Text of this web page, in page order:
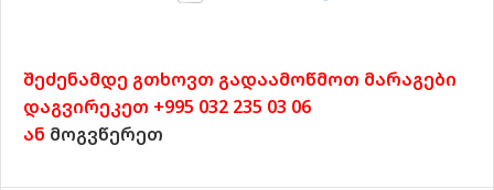
შეძენამდე გთხოვთ გადაამოწმოთ მარაგები
დაგვირეკეთ +995 032 235 03 06
ან მოგვწერეთ